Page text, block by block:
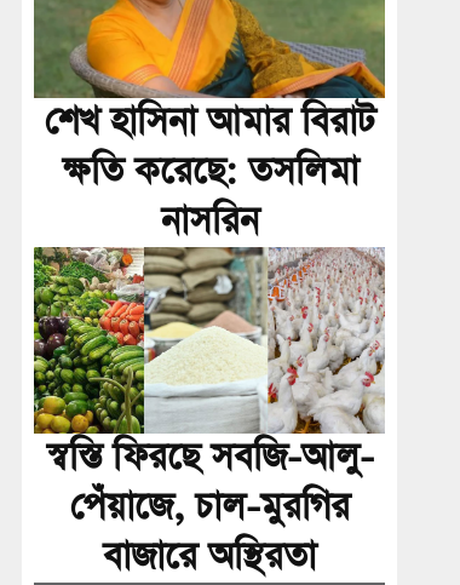
শেখ হাসিনা আমার বিরাট
ক্ষতি করেছে: তসলিমা
নাসরিন
স্বস্তি ফিরছে সবজি-আলু-
পেঁয়াজে, চাল-মুরগির
বাজারে অস্থিরতা